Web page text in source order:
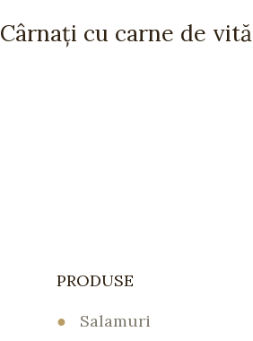
Cârnați cu carne de vită
PRODUSE
●
Salamuri